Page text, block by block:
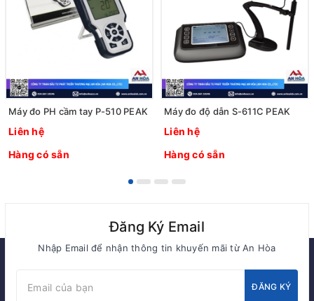
Máy đo PH cầm tay P-510 PEAK
Liên hệ
Hàng có sẵn
Máy đo độ dẫn S-611C PEAK
Liên hệ
Hàng có sẵn
Đăng Ký Email
Nhập Email để nhận thông tin khuyến mãi từ An Hòa
ĐĂNG KÝ